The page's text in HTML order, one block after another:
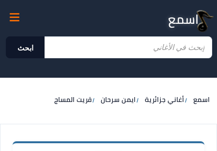
اسمع
ابحث
اسمع أغاني جزائرية ايمن سرحان قريت المساج